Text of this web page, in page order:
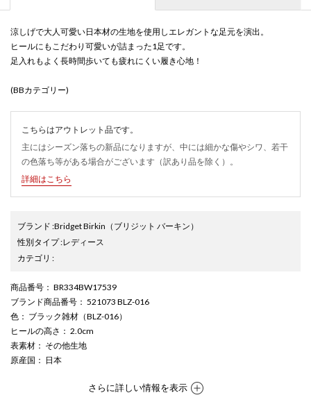
涼しげで大人可愛い日本材の生地を使用しエレガントな足元を演出。
ヒールにもこだわり可愛いが詰まった1足です。
足入れもよく長時間歩いても疲れにくい履き心地！
(BBカテゴリー)
こちらはアウトレット品です。
主にはシーズン落ちの新品になりますが、中には細かな傷やシワ、若干
の色落ち等がある場合がございます（訳あり品を除く）。
詳細はこちら
ブランド :Bridget Birkin （ブリジット バーキン）
性別タイプ:レディース
カテゴリ :
商品番号 ： BR334BW17539
ブランド商品番号 ： 521073 BLZ-016
色 ： ブラック雑材（BLZ-016）
ヒールの高さ ： 2.0cm
表素材 ： その他生地
原産国 ： 日本
さらに詳しい情報を表示